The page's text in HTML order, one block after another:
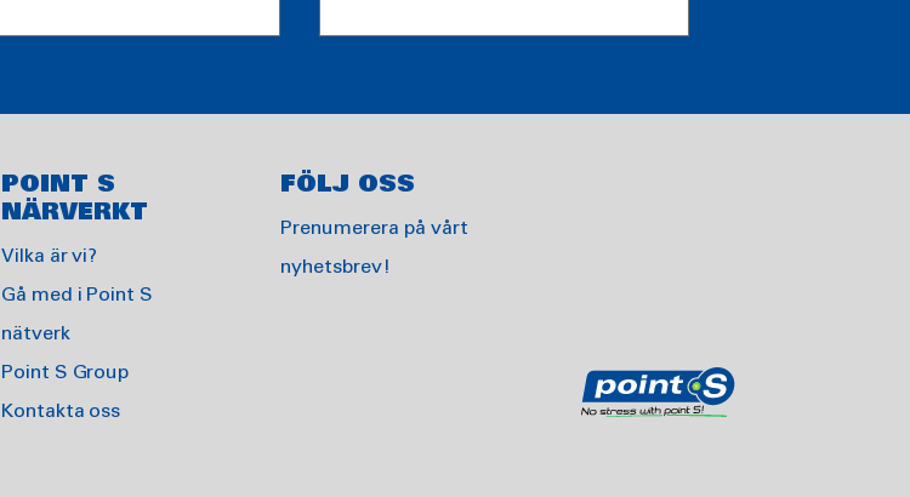
POINT S
NÄRVERKT
Vilka är vi?
Gå med i Point S
nätverk
Point S Group
Kontakta oss
FÖLJ OSS
Prenumerera på vårt
nyhetsbrev!